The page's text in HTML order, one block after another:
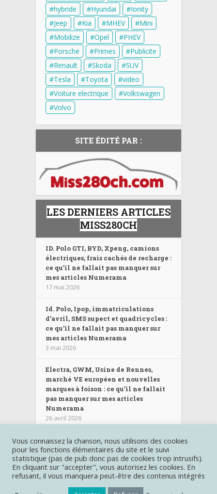
hybride
Hyundai
Ionity
Jeep
Kia MHEV
Mini
Mobilize
Opel
PHEV
Porsche
Primes
Publicite
Renault
Skoda
SUV
Tesla
Toyota
video
Voiture electrique
Volkswagen
Volvo
SITE ÉDITÉ PAR :
LES DERNIERS ARTICLES
MISS280CH
ID. Polo GTI, BYD, Xpeng, camions
électriques, frais cachés de recharge :
ce qu’il ne fallait pas manquer sur
mes articles Numerama
17 mai 2026
Id. Polo, Ipop, immatriculations
d’avril, SMS supect et quadricycles :
ce qu’il ne fallait pas manquer sur
mes articles Numerama
3 mai 2026
Electra, GWM, Usine de Rennes,
marché VE européen et nouvelles
marques à foison : ce qu’il ne fallait
pas manquer sur mes articles
Numerama
26 avril 2026
Les autres sites :Miss280ch.com| Deroutante-Sigma.fr
Castinghotels.fr| Création graphique et gestion du contenu
Raphaelle Baut
Copyright © Miss-kW.com |
Politique de
Vous connaissez la chanson, nous utilisons des cookies
pour les fonctions élémentaires du site et le suivi
statistique (pas de pub donc pas de cookies trop intrusifs).
En cliquant sur "accepter", vous autorisez les cookies. En
refusant, il vous manquera peut-être des contenus intégrés